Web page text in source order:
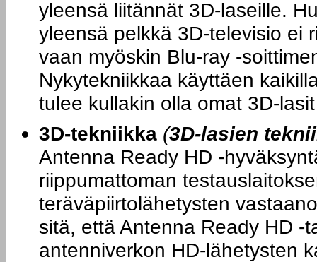
yleensä liitännät 3D-laseille.
yleensä pelkkä 3D-televisio ei
vaan myöskin Blu-ray -
Nykytekniikkaa käyttäen
tulee kullakin olla omat 3D-
3D-tekniikka (3D-lasien
Antenna Ready HD -
riippumattoman
teräväpiirtolähetysten
sitä, että Antenna Ready HD -
antenniverkon HD-lähetysten